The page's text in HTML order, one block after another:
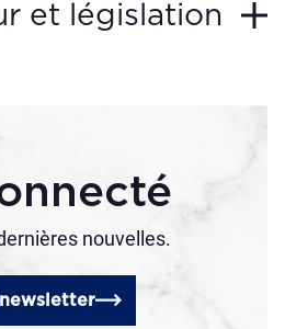
et législation
nouvelles.